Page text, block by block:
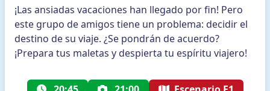
¡Las ansiadas vacaciones han llegado por fin! Pero
este grupo de amigos tiene un problema: decidir el
destino de su viaje. ¿Se pondrán de acuerdo?
¡Prepara tus maletas y despierta tu espíritu viajero!